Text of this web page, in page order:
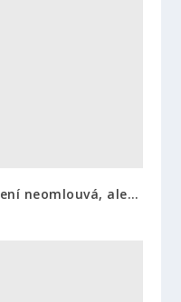
neomlouvá, ale…